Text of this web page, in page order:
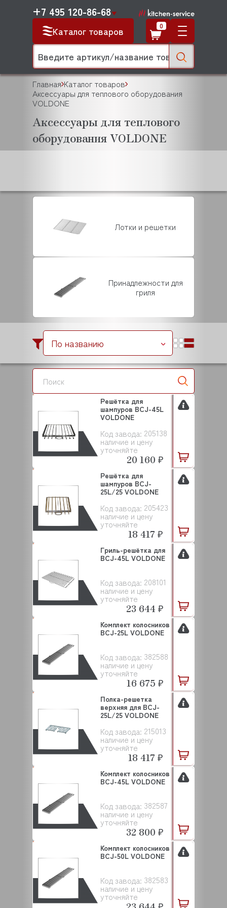
Каталог товаров
+7 495 120-86-68
0
Главная Каталог товаров
Аксессуары для теплового оборудования
VOLDONE
Аксессуары для теплового
оборудования VOLDONE
Лотки и решетки
Принадлежности для
гриля
По названию
Код завода: 205138
наличие и цену
уточняйте
Решётка для
шампуров BCJ-45L
VOLDONE
20 160 ₽
Код завода: 205423
наличие и цену
уточняйте
Решётка для
шампуров BCJ-
25L/25 VOLDONE
18 417 ₽
Код завода: 208101
наличие и цену
уточняйте
Гриль-решётка для
BCJ-45L VOLDONE
23 644 ₽
Код завода: 382588
наличие и цену
уточняйте
Комплект колосников
BCJ-25L VOLDONE
16 675 ₽
Код завода: 215013
наличие и цену
уточняйте
Полка-решетка
верхняя для BCJ-
25L/25 VOLDONE
18 417 ₽
Код завода: 382587
наличие и цену
уточняйте
Комплект колосников
BCJ-45L VOLDONE
32 800 ₽
Код завода: 382583
наличие и цену
уточняйте
Комплект колосников
BCJ-50L VOLDONE